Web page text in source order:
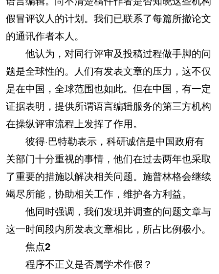
假冒评议人的计划。我们已联系了每篇所撤论文
的通讯作者本人。
他认为，对同行评审及投稿过程做手脚的问
题是全球性的。人们有发表文章的压力，这不仅
是在中国，全球范围也如此。但在中国，有一定
证据表明，提供所谓语言编辑服务的第三方机构
在操纵评审流程上发挥了作用。
彼得·巴特勒表示，科研诚信是中国政府有
关部门十分重视的事情，他们在过去两年也采取
了重要的措施以解决相关问题。施普林格会继续
竭尽所能，协助相关工作，维护各方利益。
他同时强调，我们发现并调查的问题文章与
这一时间段内所发表文章相比，所占比例极小。
焦点2
程序不正义是否属学术作假？